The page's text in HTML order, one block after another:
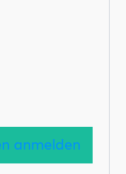
anmelden